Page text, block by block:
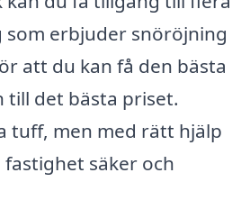
erbjuder snöröjning
att du kan få den bästa
till det bästa priset.
tuff, men med rätt hjälp
säker och